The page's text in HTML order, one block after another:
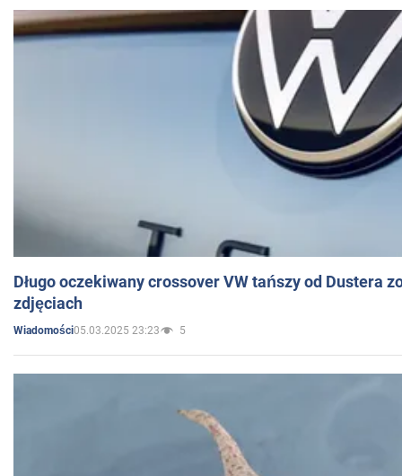
Długo oczekiwany crossover VW tańszy od Dustera
zdjęciach
Wiadomości05.03.2025 23:23 5